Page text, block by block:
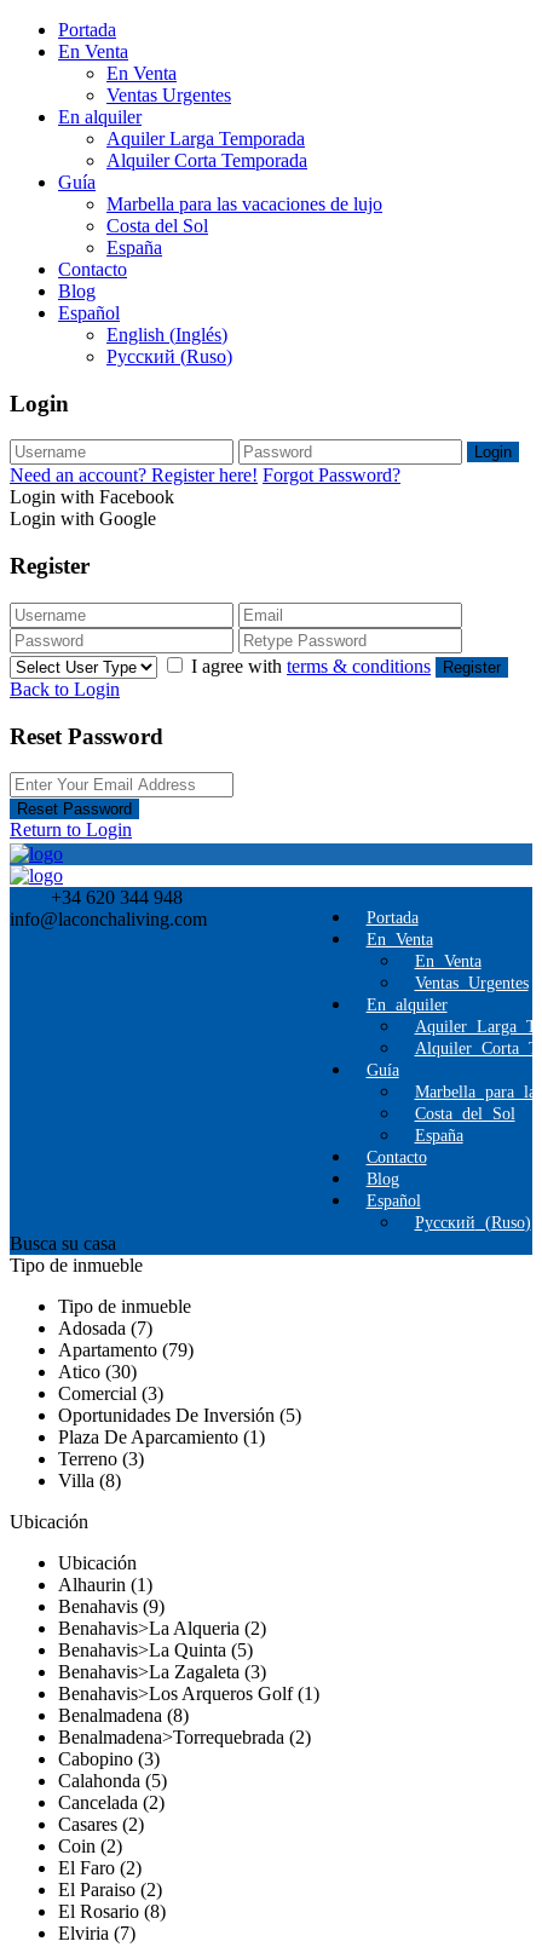
Portada
En Venta
En Venta
Ventas Urgentes
En alquiler
Aquiler Larga Temporada
Alquiler Corta Temporada
Guía
Marbella para las vacaciones de lujo
Costa del Sol
España
Contacto
Blog
Español
English (Inglés)
Русский (Ruso)
Login
Login
Need an account? Register here! Forgot Password?
Login with Facebook
Login with Google
Register
I agree with terms & conditions Register
Back to Login
Reset Password
Reset Password
Return to Login
+34 620 344 948
info@laconchaliving.com
Portada
En Venta
En Venta
Ventas Urgentes
En alquiler
Aquiler Larga
Alquiler Corta
Guía
Marbella para
Costa del Sol
España
Contacto
Blog
Español
Русский (Ruso)
Busca su casa
Tipo de inmueble
Tipo de inmueble
Adosada (7)
Apartamento (79)
Atico (30)
Comercial (3)
Oportunidades De Inversión (5)
Plaza De Aparcamiento (1)
Terreno (3)
Villa (8)
Ubicación
Ubicación
Alhaurin (1)
Benahavis (9)
Benahavis>La Alqueria (2)
Benahavis>La Quinta (5)
Benahavis>La Zagaleta (3)
Benahavis>Los Arqueros Golf (1)
Benalmadena (8)
Benalmadena>Torrequebrada (2)
Cabopino (3)
Calahonda (5)
Cancelada (2)
Casares (2)
Coin (2)
El Faro (2)
El Paraiso (2)
El Rosario (8)
Elviria (7)